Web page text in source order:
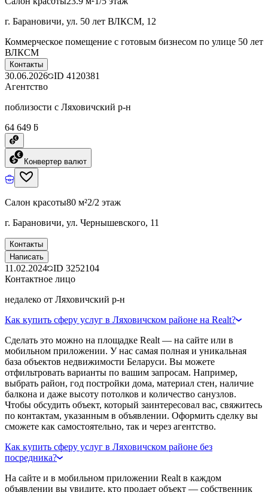
г. Барановичи, ул. 50 лет ВЛКСМ, 12
Коммерческое помещение с готовым бизнесом по улице 50 лет
ВЛКСМ
Контакты
30.06.2026 ID 4120381
Агентство
поблизости с Ляховичский р-н
64 649 ƃ
Конвертер валют
Салон красоты80 м²2/2 этаж
г. Барановичи, ул. Чернышевского, 11
Контакты
Написать
11.02.2024 ID 3252104
Контактное лицо
недалеко от Ляховичский р-н
Как купить сферу услуг в Ляховичском районе на Realt?
Сделать это можно на площадке Realt — на сайте или в
мобильном приложении. У нас самая полная и уникальная
база объектов недвижимости Беларуси. Вы можете
отфильтровать варианты по вашим запросам. Например,
выбрать район, год постройки дома, материал стен, наличие
балкона и даже высоту потолков и количество санузлов.
Чтобы обсудить объект, который заинтересовал вас, свяжитесь
по контактам, указанным в объявлении. Оформить сделку вы
сможете как самостоятельно, так и через агентство.
Как купить сферу услуг в Ляховичском районе без
посредника?
На сайте и в мобильном приложении Realt в каждом
объявлении вы увидите, кто продает объект — собственник